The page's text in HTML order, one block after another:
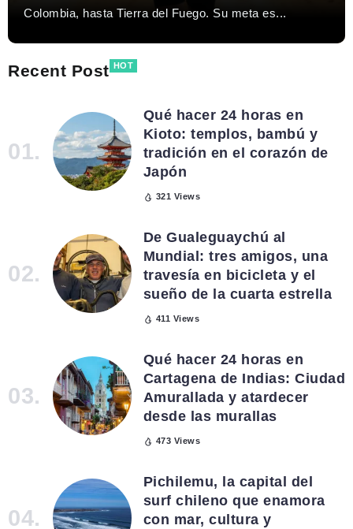
Colombia, hasta Tierra del Fuego. Su meta es...
Recent Post HOT
Qué hacer 24 horas en
Kioto: templos, bambú y
tradición en el corazón de
Japón
321 Views
De Gualeguaychú al
Mundial: tres amigos, una
travesía en bicicleta y el
sueño de la cuarta estrella
411 Views
Qué hacer 24 horas en
Cartagena de Indias: Ciudad
Amurallada y atardecer
desde las murallas
473 Views
Pichilemu, la capital del
surf chileno que enamora
con mar, cultura y